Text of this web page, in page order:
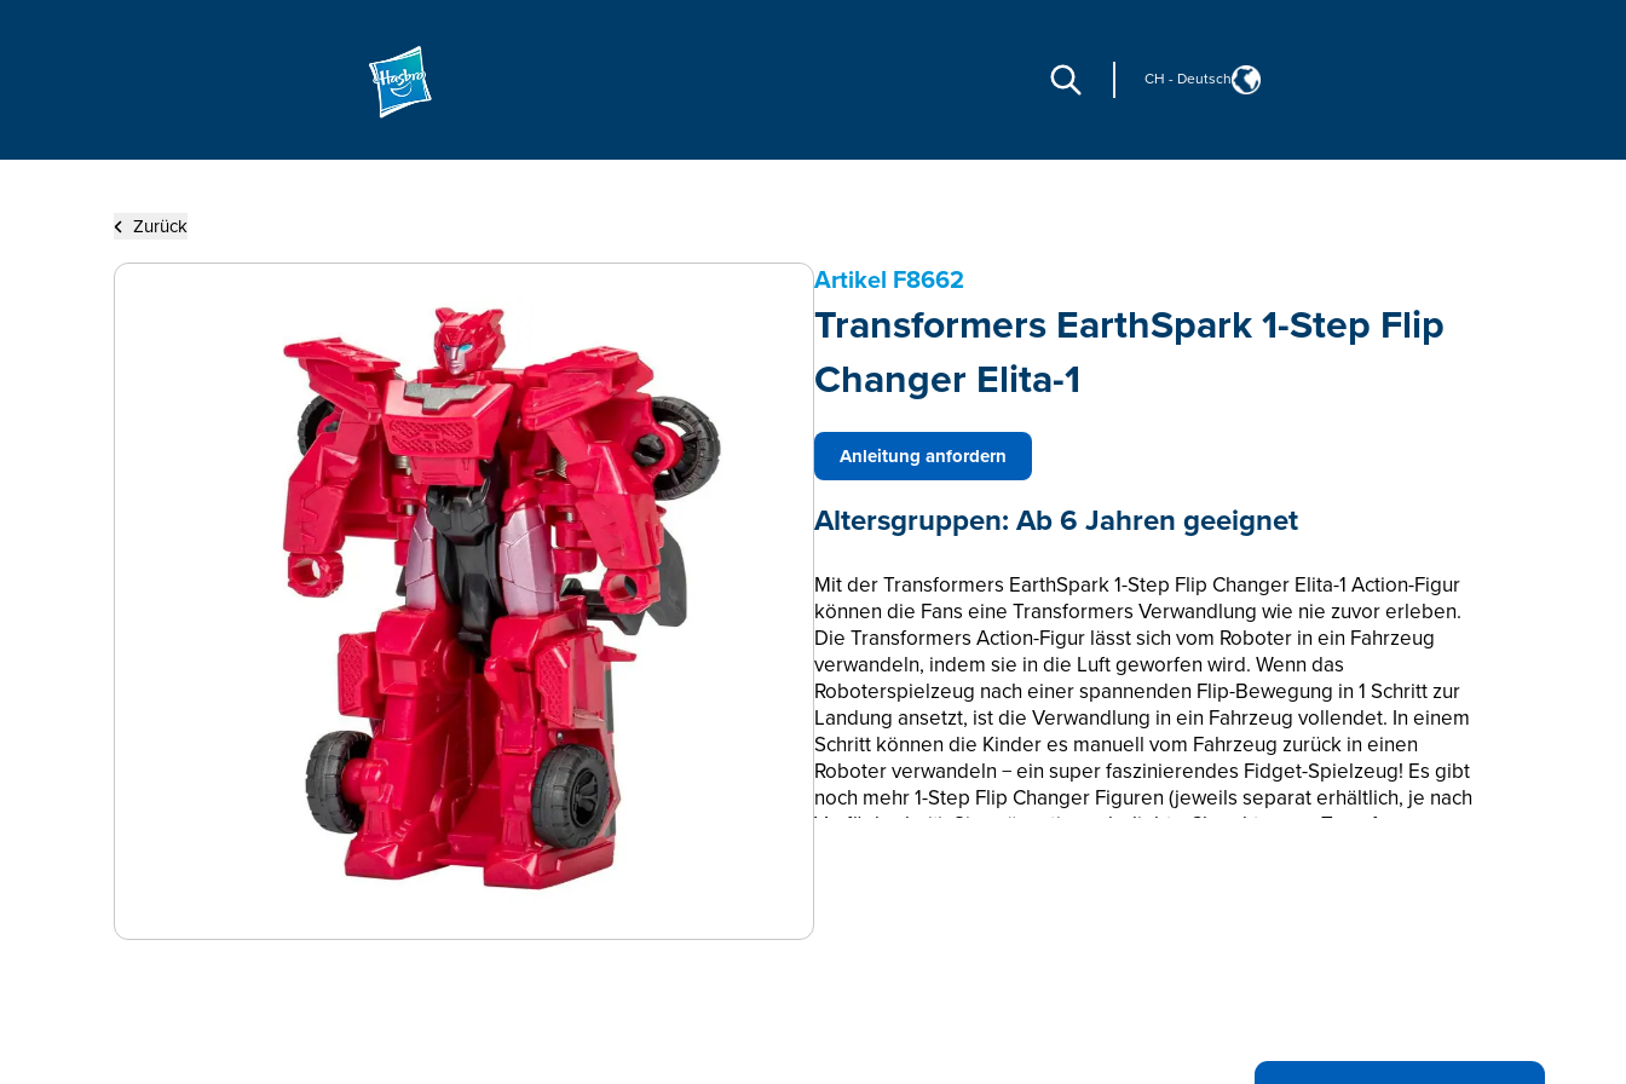
CH - Deutsch
Zurück
Artikel F8662
Transformers EarthSpark 1-Step Flip
Changer Elita-1
Anleitung anfordern
Altersgruppen: Ab 6 Jahren geeignet
Mit der Transformers EarthSpark 1-Step Flip Changer Elita-1 Action-Figur
können die Fans eine Transformers Verwandlung wie nie zuvor erleben.
Die Transformers Action-Figur lässt sich vom Roboter in ein Fahrzeug
verwandeln, indem sie in die Luft geworfen wird. Wenn das
Roboterspielzeug nach einer spannenden Flip-Bewegung in 1 Schritt zur
Landung ansetzt, ist die Verwandlung in ein Fahrzeug vollendet. In einem
Schritt können die Kinder es manuell vom Fahrzeug zurück in einen
Roboter verwandeln − ein super faszinierendes Fidget-Spielzeug! Es gibt
noch mehr 1-Step Flip Changer Figuren (jeweils separat erhältlich, je nach
Verfügbarkeit). Sie präsentieren beliebte Charaktere zu Transformers:
Spielzeuge wie die 1-Step Flip Changers sind tolle Geschenke für Kinder ab